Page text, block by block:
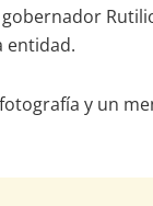
entidad.
y un